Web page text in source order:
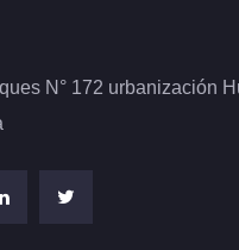
N° 172 urbanización